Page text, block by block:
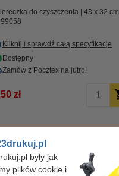
były jak
plików cookie i
do czyszczenia 43 x 32 cm
Kliknij i sprawdź całą specyfikacje
Dostępny
Zamów z Pocztex na jutro!
zł
Popularne produkty